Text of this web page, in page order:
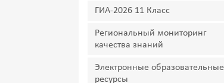
ГИА-2026 11 Класс
Региональный мониторинг
качества знаний
Электронные образовательные
ресурсы